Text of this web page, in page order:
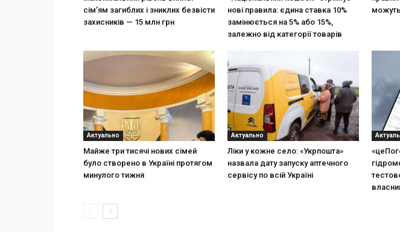
сім’ям загиблих і зниклих безвісти
захисників — 15 млн грн
нові правила: єдина ставка 10%
замінюється на 5% або 15%,
залежно від категорії товарів
Актуально
Майже три тисячі нових сімей
було створено в Україні протягом
минулого тижня
Актуально
Ліки у кожне село: «Укрпошта»
назвала дату запуску аптечного
сервісу по всій Україні